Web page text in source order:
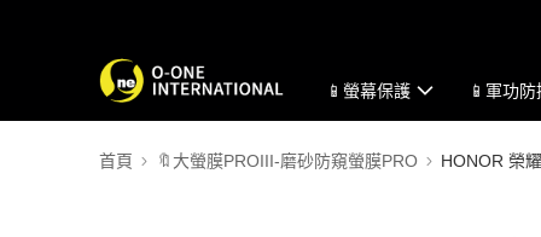
📱螢幕保護 📱軍功
首頁 🔖大螢膜PROIII-磨砂防窺螢膜PRO HONOR 榮